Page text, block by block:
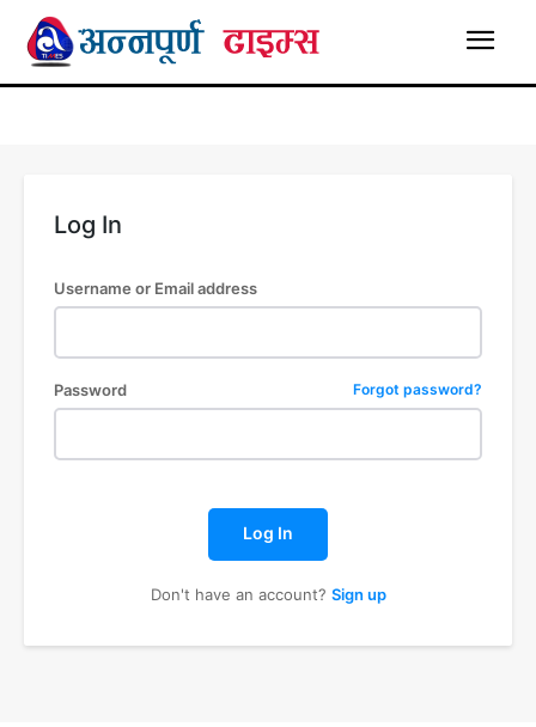
Log In
Username or Email address
Password Forgot password?
Log In
Don't have an account? Sign up